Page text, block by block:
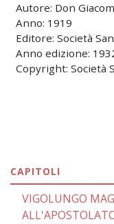
Autore: Don
Anno: 1919
Editore: Società
Anno edizione:
Copyright: Società
CAPITOLI
VIGOLUNGO